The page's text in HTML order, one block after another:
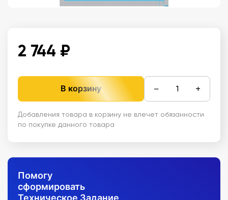
2 744 ₽
В корзину − +
Добавления товара в корзину не влечет обязанности
по покупке данного товара
Помогу
сформировать
Техническое Задание